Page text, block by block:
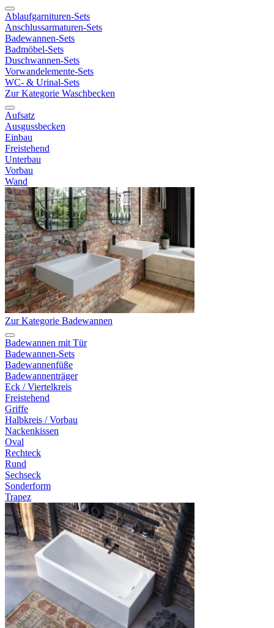
Ablaufgarnituren-Sets
Anschlussarmaturen-Sets
Badewannen-Sets
Badmöbel-Sets
Duschwannen-Sets
Vorwandelemente-Sets
WC- & Urinal-Sets
Zur Kategorie Waschbecken
Aufsatz
Ausgussbecken
Einbau
Freistehend
Unterbau
Vorbau
Wand
Zur Kategorie Badewannen
Badewannen mit Tür
Badewannen-Sets
Badewannenfüße
Badewannenträger
Eck / Viertelkreis
Freistehend
Griffe
Halbkreis / Vorbau
Nackenkissen
Oval
Rechteck
Rund
Sechseck
Sonderform
Trapez